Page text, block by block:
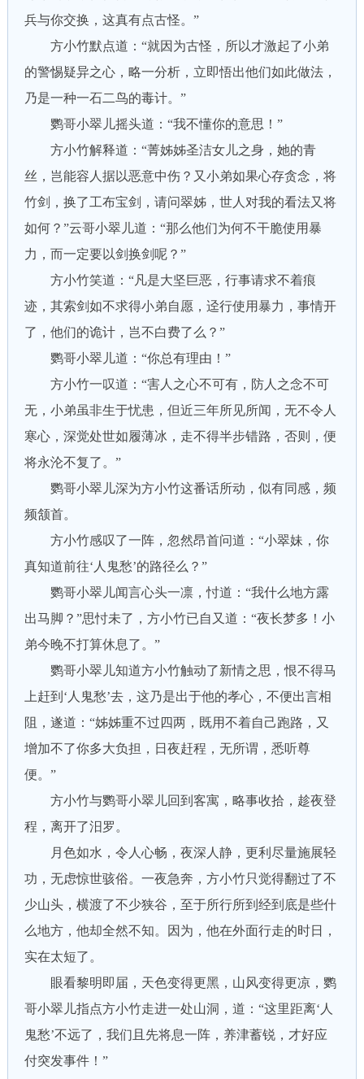
兵与你交换，这真有点古怪。”
方小竹默点道：“就因为古怪，所以才激起了小弟
的警惕疑异之心，略一分析，立即悟出他们如此做法，
乃是一种一石二鸟的毒计。”
鹦哥小翠儿摇头道：“我不懂你的意思！”
方小竹解释道：“菁姊姊圣洁女儿之身，她的青
丝，岂能容人据以恶意中伤？又小弟如果心存贪念，将
竹剑，换了工布宝剑，请问翠姊，世人对我的看法又将
如何？”云哥小翠儿道：“那么他们为何不干脆使用暴
力，而一定要以剑换剑呢？”
方小竹笑道：“凡是大坚巨恶，行事请求不着痕
迹，其索剑如不求得小弟自愿，迳行使用暴力，事情开
了，他们的诡计，岂不白费了么？”
鹦哥小翠儿道：“你总有理由！”
方小竹一叹道：“害人之心不可有，防人之念不可
无，小弟虽非生于忧患，但近三年所见所闻，无不令人
寒心，深觉处世如履薄冰，走不得半步错路，否则，便
将永沦不复了。”
鹦哥小翠儿深为方小竹这番话所动，似有同感，频
频颔首。
方小竹感叹了一阵，忽然昂首问道：“小翠妹，你
真知道前往‘人鬼愁’的路径么？”
鹦哥小翠儿闻言心头一凛，忖道：“我什么地方露
出马脚？”思忖未了，方小竹已自又道：“夜长梦多！小
弟今晚不打算休息了。”
鹦哥小翠儿知道方小竹触动了新情之思，恨不得马
上赶到‘人鬼愁’去，这乃是出于他的孝心，不便出言相
阻，遂道：“姊姊重不过四两，既用不着自己跑路，又
增加不了你多大负担，日夜赶程，无所谓，悉听尊
便。”
方小竹与鹦哥小翠儿回到客寓，略事收拾，趁夜登
程，离开了汨罗。
月色如水，令人心畅，夜深人静，更利尽量施展轻
功，无虑惊世骇俗。一夜急奔，方小竹只觉得翻过了不
少山头，横渡了不少狭谷，至于所行所到经到底是些什
么地方，他却全然不知。因为，他在外面行走的时日，
实在太短了。
眼看黎明即届，天色变得更黑，山风变得更凉，鹦
哥小翠儿指点方小竹走进一处山洞，道：“这里距离‘人
鬼愁’不远了，我们且先将息一阵，养津蓄锐，才好应
付突发事件！”